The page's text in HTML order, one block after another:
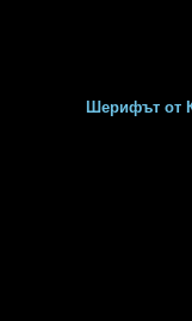
Шерифът от